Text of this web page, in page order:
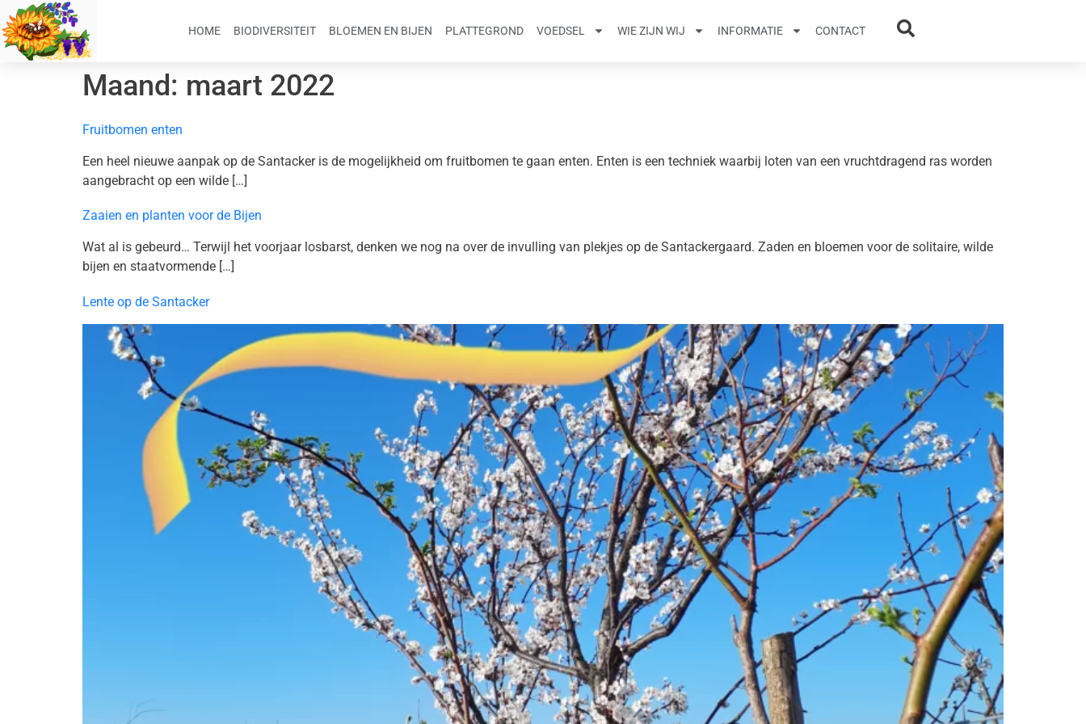
HOME BIODIVERSITEIT BLOEMEN EN BIJEN PLATTEGROND VOEDSEL WIE ZIJN WIJ INFORMATIE CONTACT
Maand: maart 2022
Fruitbomen enten
Een heel nieuwe aanpak op de Santacker is de mogelijkheid om fruitbomen te gaan enten. Enten is een techniek waarbij loten van een vruchtdragend ras worden
aangebracht op een wilde […]
Zaaien en planten voor de Bijen
Wat al is gebeurd… Terwijl het voorjaar losbarst, denken we nog na over de invulling van plekjes op de Santackergaard. Zaden en bloemen voor de solitaire, wilde
bijen en staatvormende […]
Lente op de Santacker